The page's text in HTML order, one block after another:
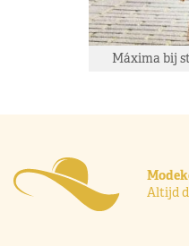
Máxima bij
Altijd